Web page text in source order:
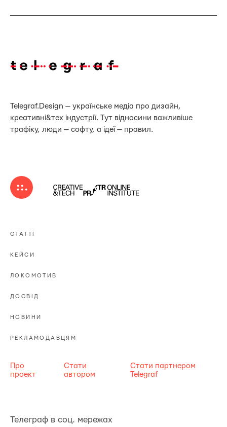
Telegraf.Design — українське медіа про дизайн,
креативні&тех індустрії. Тут відносини важливіше
трафіку, люди — софту, а ідеї — правил.
СТАТТІ
КЕЙСИ
ЛОКОМОТИВ
ДОСВІД
НОВИНИ
РЕКЛАМОДАВЦЯМ
Про
проект
Стати
автором
Стати партнером
Telegraf
Телеграф в соц. мережах